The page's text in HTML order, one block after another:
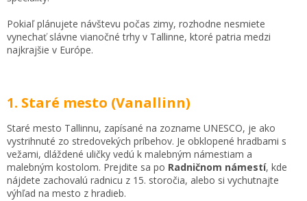
Pokiaľ plánujete návštevu počas zimy, rozhodne nesmiete
vynechať slávne vianočné trhy v Tallinne, ktoré patria medzi
najkrajšie v Európe.
1. Staré mesto (Vanallinn)
Staré mesto Tallinnu, zapísané na zozname UNESCO, je ako
vystrihnuté zo stredovekých príbehov. Je obklopené hradbami s
vežami, dláždené uličky vedú k malebným námestiam a
malebným kostolom. Prejdite sa po Radničnom námestí, kde
nájdete zachovalú radnicu z 15. storočia, alebo si vychutnajte
výhľad na mesto z hradieb.